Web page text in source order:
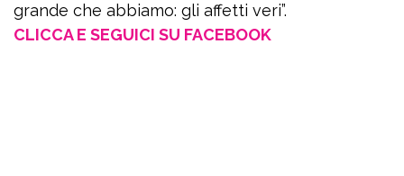
grande che abbiamo: gli affetti veri”.
CLICCA E SEGUICI SU FACEBOOK